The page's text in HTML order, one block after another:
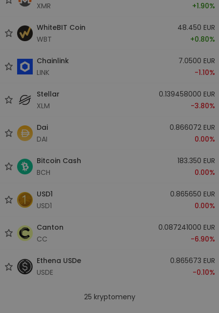
XMR
+1.90%
WhiteBIT Coin
WBT
48.450 EUR
+0.80%
Chainlink
LINK
7.0500 EUR
-1.10%
Stellar
XLM
0.139458000 EUR
-3.80%
Dai
DAI
0.866072 EUR
0.00%
Bitcoin Cash
BCH
183.350 EUR
0.00%
USD1
USD1
0.865650 EUR
0.00%
Canton
CC
0.087241000 EUR
-6.90%
Ethena USDe
USDE
0.865673 EUR
-0.10%
25 kryptomeny